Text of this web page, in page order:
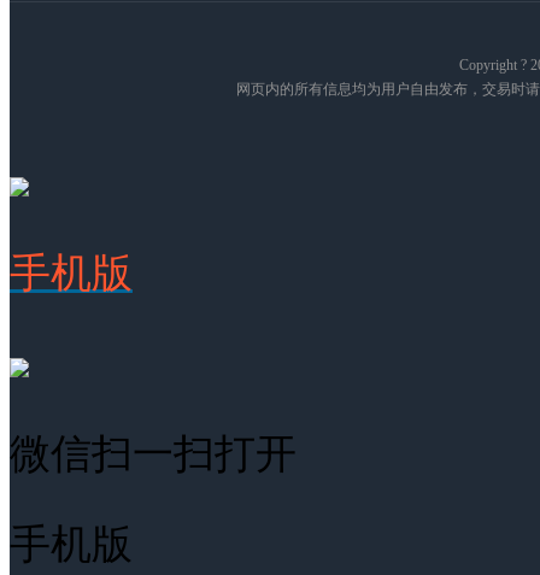
Copyright ?
网页内的所有信息均为用户自由发布，交易时
手机版
微信扫一扫打开
手机版